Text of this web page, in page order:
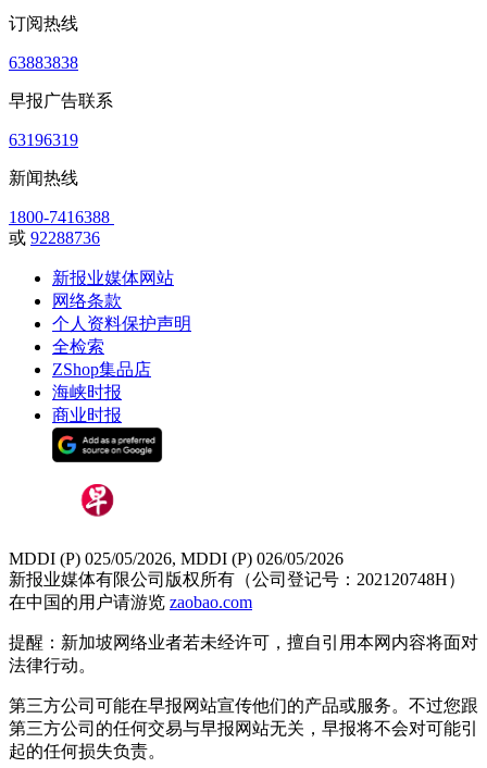
订阅热线
63883838
早报广告联系
63196319
新闻热线
1800-7416388
或 92288736
新报业媒体网站
网络条款
个人资料保护声明
全检索
ZShop集品店
海峡时报
商业时报
MDDI (P) 025/05/2026, MDDI (P) 026/05/2026
新报业媒体有限公司版权所有（公司登记号：202120748H）
在中国的用户请游览 zaobao.com
提醒：新加坡网络业者若未经许可，擅自引用本网内容将面对
法律行动。
第三方公司可能在早报网站宣传他们的产品或服务。不过您跟
第三方公司的任何交易与早报网站无关，早报将不会对可能引
起的任何损失负责。